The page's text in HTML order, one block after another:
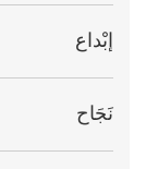
إبْداع
نَجَاح